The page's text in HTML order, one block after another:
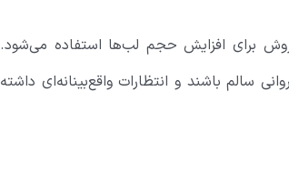
برای افزایش حجم لب‌ها استفاده می‌شود.
سالم باشند و انتظارات واقع‌بینانه‌ای داشته